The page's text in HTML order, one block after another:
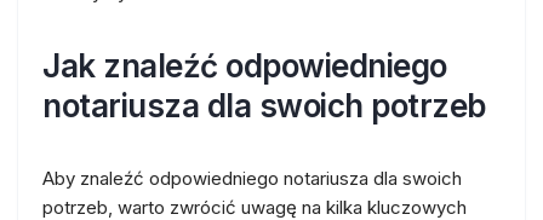
Jak znaleźć odpowiedniego
notariusza dla swoich potrzeb
Aby znaleźć odpowiedniego notariusza dla swoich
potrzeb, warto zwrócić uwagę na kilka kluczowych